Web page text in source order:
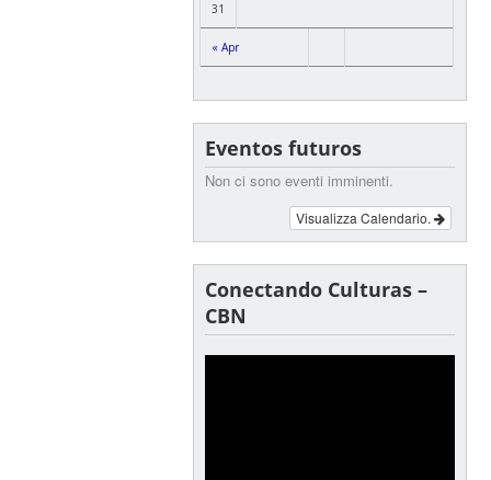
« Apr
31
Eventos futuros
Non ci sono eventi imminenti.
Visualizza Calendario.
Conectando Culturas –
CBN